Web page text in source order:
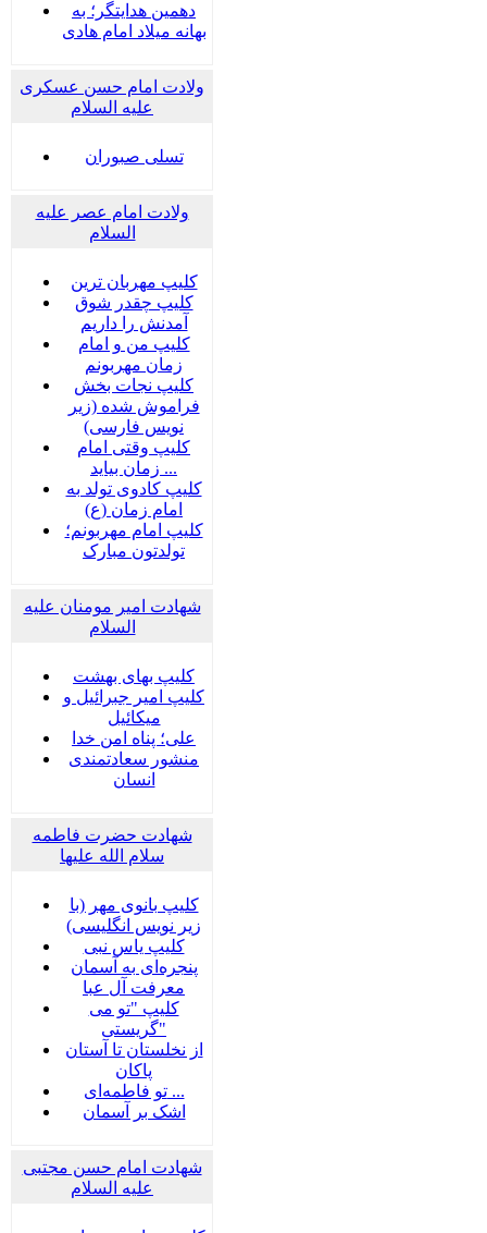
دهمین هدایتگر؛ به
بهانه میلاد امام هادی
ولادت امام حسن عسکری
علیه السلام
تسلی صبوران
ولادت امام عصر علیه
السلام
کلیپ مهربان ترین
کلیپ چقدر شوق
آمدنش را داریم
کلیپ من و امام
زمان مهربونم
کلیپ نجات بخش
فراموش شده (زیر
نویس فارسی)
کلیپ وقتی امام
زمان بیاید ...
کلیپ کادوی تولد به
امام زمان (ع)
کلیپ امام مهربونم؛
تولدتون مبارک
شهادت امیر مومنان علیه
السلام
کلیپ بهای بهشت
کلیپ امیر جبرائیل و
میکائیل
علی؛ پناه امن خدا
منشور سعادتمندی
انسان
شهادت حضرت فاطمه
سلام الله علیها
کلیپ بانوی مهر (با
زیر نویس انگلیسی)
کلیپ یاس نبی
پنجره‌ای به آسمان
معرفت آل عبا
کلیپ "تو می
گریستی"
از نخلستان تا آستان
پاکان
تو فاطمه‌ای ...
اشک بر آسمان
شهادت امام حسن مجتبی
علیه السلام